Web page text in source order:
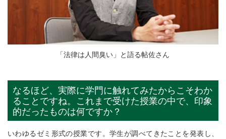
「法律は人間臭い」と語る帖佐さん
なるほど、実際に学門に触れてみたからこそわか
ることですね。これまで受けた授業の中で、印象
的だったものは何ですか？
いわゆるゼミ形式の授業です。学生が調べてきたことを発表し、